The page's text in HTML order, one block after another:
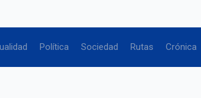
Política Sociedad Rutas Crónica